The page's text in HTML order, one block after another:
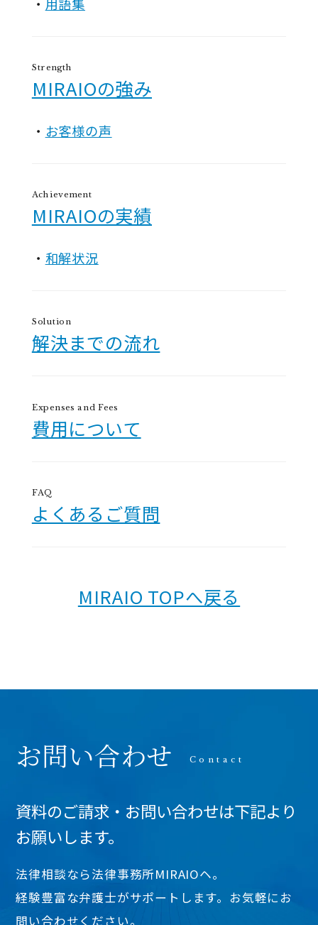
Strength
MIRAIOの強み
お客様の声
Achievement
MIRAIOの実績
和解状況
Solution
解決までの流れ
Expenses and Fees
費用について
FAQ
よくあるご質問
MIRAIO TOPへ戻る
お問い合わせ
資料のご請求・お問い合わせは下記より
お願いします。
法律相談なら法律事務所MIRAIOヘ。
経験豊富な弁護士がサポートします。お気軽にお
問い合わせください。